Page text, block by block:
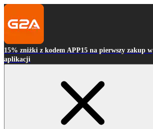
15% zniżki z kodem APP15 na pierwszy zakup w
aplikacji